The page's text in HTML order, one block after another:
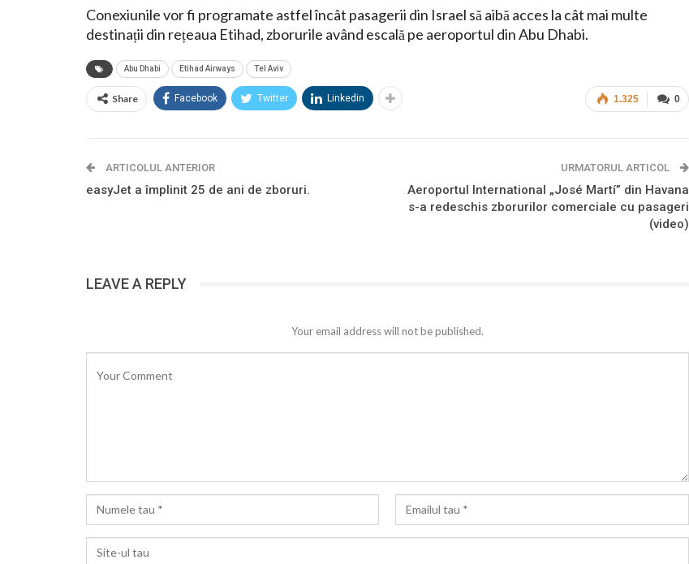
Conexiunile vor fi programate astfel încât pasagerii din Israel să aibă acces la cât mai multe
destinații din rețeaua Etihad, zborurile având escală pe aeroportul din Abu Dhabi.
Abu Dhabi Etihad Airways Tel Aviv
0
1.325
Share Facebook Twitter Linkedin
ARTICOLUL ANTERIOR
easyJet a împlinit 25 de ani de zboruri.
URMATORUL ARTICOL
Aeroportul International „José Martí” din Havana
s-a redeschis zborurilor comerciale cu pasageri
(video)
LEAVE A REPLY
Your email address will not be published.